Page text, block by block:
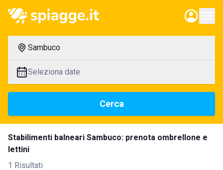
Sambuco
Seleziona date
Cerca
Stabilimenti balneari Sambuco: prenota ombrellone e
lettini
1 Risultati